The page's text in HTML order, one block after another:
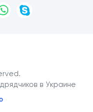
в Украине